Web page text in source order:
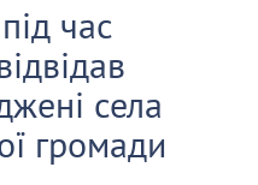
час
села
громади